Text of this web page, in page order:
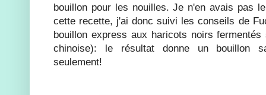
bouillon pour les nouilles. Je n'en avais pas
cette recette, j'ai donc suivi les conseils de
bouillon express aux haricots noirs
chinoise): le résultat donne un bouillon
seulement!